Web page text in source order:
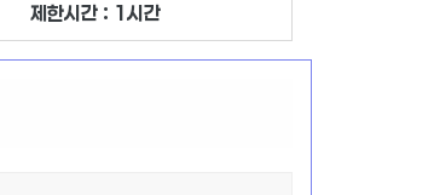
제한시간 : 1시간